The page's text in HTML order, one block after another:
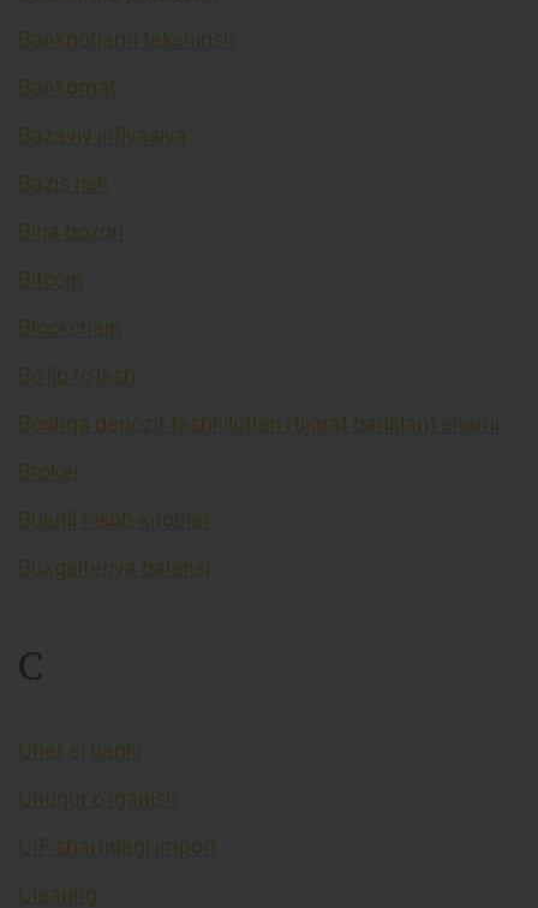
Banknotlarni tekshirish
Bankomat
Bazaviy inflyasiya
Bazis risk
Birja bozori
Bitcoin
Blockchain
Bo’lib to’lash
Boshqa depozit tashkilotlari (tijorat banklari) sharhi
Broker
Bulutli hisob-kitoblar
Buxgalteriya balansi
C
Chet el banki
Chuqur o'rganish
CIF shartidagi import
Clearing